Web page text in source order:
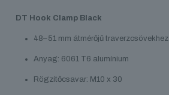
DT Hook Clamp Black
48–51 mm átmérőjű traverzcsövekhez
Anyag: 6061 T6 alumínium
Rögzítőcsavar: M10 x 30